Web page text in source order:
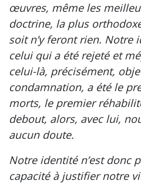
œuvres, même les
doctrine, la plus
soit n’y feront rien. Notre
celui qui a été rejeté et
celui-là, précisément,
condamnation, a été le
morts, le premier
debout, alors, avec lui,
aucun doute.
Notre identité n’est donc
capacité à justifier notre